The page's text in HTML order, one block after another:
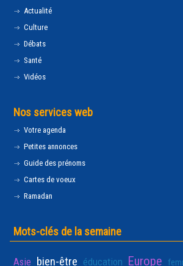
Actualité
Culture
Débats
Santé
Vidéos
Nos services web
Votre agenda
Petites annonces
Guide des prénoms
Cartes de voeux
Ramadan
Mots-clés de la semaine
Asie bien-être éducation Europe